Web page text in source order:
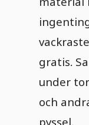
gratis.
under
och
pyssel.